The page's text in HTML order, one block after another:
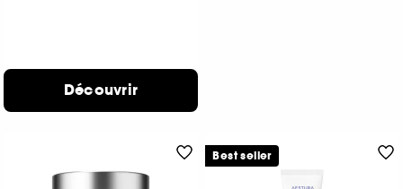
Découvrir
Best seller